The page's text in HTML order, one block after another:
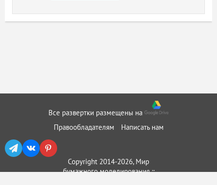
Все развертки размещены на
Правообладателям
Написать нам
Copyright 2014-2026, Мир
бумажного моделирования ::